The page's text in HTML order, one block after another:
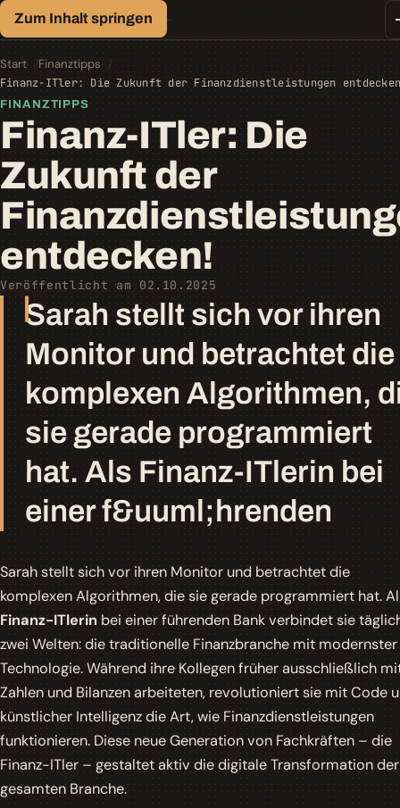
Zum Inhalt springen
Finanz-Lexikon
Geld, einfach erklärt.
Finanztipps
Kredite
Geld-/Vermögensanlage
Krypto
Steuern
Start Finanztipps
Finanz-ITler: Die Zukunft der Finanzdienstleistungen
FINANZTIPPS
Finanz-ITler: Die
Zukunft der
entdecken!
Veröffentlicht am 02.10.2025
Sarah stellt sich vor ihren
Monitor und betrachtet die
komplexen Algorithmen,
sie gerade programmiert
hat. Als Finanz-ITlerin bei
einer f&uuml;hrenden
Sarah stellt sich vor ihren Monitor und betrachtet die
komplexen Algorithmen, die sie gerade programmiert hat.
Finanz-ITlerin bei einer führenden Bank verbindet sie
zwei Welten: die traditionelle Finanzbranche mit modernster
Technologie. Während ihre Kollegen früher ausschließlich
Zahlen und Bilanzen arbeiteten, revolutioniert sie mit Code
künstlicher Intelligenz die Art, wie Finanzdienstleistungen
funktionieren. Diese neue Generation von Fachkräften – die
Finanz-ITler – gestaltet aktiv die digitale Transformation der
gesamten Branche.